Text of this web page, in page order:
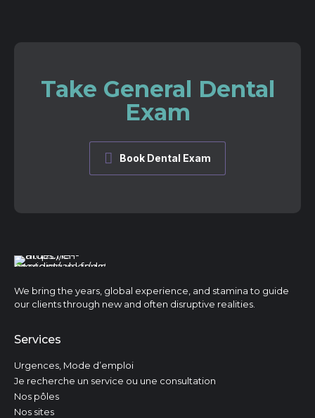
Take General Dental
Exam
Book Dental Exam
We bring the years, global experience, and stamina to guide
our clients through new and often disruptive realities.
Services
Urgences, Mode d’emploi
Je recherche un service ou une consultation
Nos pôles
Nos sites